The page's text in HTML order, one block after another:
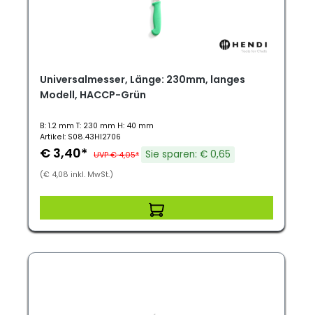
Universalmesser, Länge: 230mm, langes
Modell, HACCP-Grün
B: 1.2 mm T: 230 mm H: 40 mm
Artikel: S08.43HI2706
€ 3,40* UVP € 4,05* Sie sparen: € 0,65
(€ 4,08 inkl. MwSt.)